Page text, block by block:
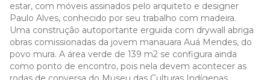
estar, com móveis assinados pelo arquiteto e designer
Paulo Alves, conhecido por seu trabalho com madeira.
Uma construção autoportante erguida com drywall abriga
obras comissionadas da jovem manauara Auá Mendes, do
povo mura. A área verde de 139 m2 se configura ainda
como ponto de encontro, pois nela devem acontecer as